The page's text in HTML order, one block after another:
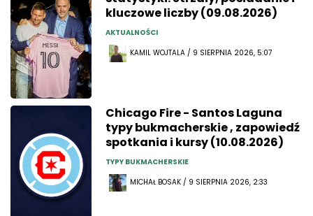
kluczowe liczby (09.08.2026)
AKTUALNOŚCI
KAMIL WOJTALA / 9 SIERPNIA 2026, 5:07
Chicago Fire - Santos Laguna
typy bukmacherskie , zapowiedź
spotkania i kursy (10.08.2026)
TYPY BUKMACHERSKIE
MICHAŁ BOSAK / 9 SIERPNIA 2026, 2:33